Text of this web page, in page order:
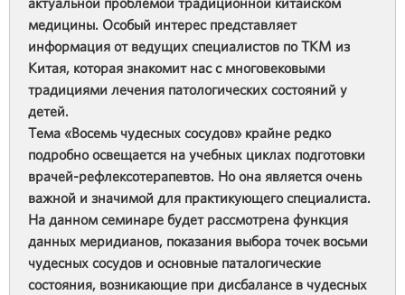
медицины. Особый интерес представляет
информация от ведущих специалистов по ТКМ из
Китая, которая знакомит нас с многовековыми
традициями лечения патологических состояний у
детей.
Тема «Восемь чудесных сосудов» крайне редко
подробно освещается на учебных циклах подготовки
врачей-рефлексотерапевтов. Но она является очень
важной и значимой для практикующего специалиста.
На данном семинаре будет рассмотрена функция
данных меридианов, показания выбора точек восьми
чудесных сосудов и основные паталогические
состояния, возникающие при дисбалансе в чудесных